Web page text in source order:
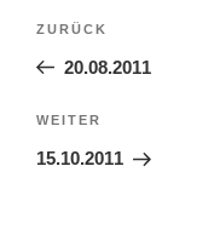
Beitragsnavigation
Vorheriger
Beitrag
ZURÜCK
20.08.2011
Nächster
Beitrag
WEITER
15.10.2011